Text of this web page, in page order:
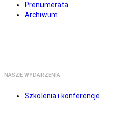
Prenumerata
Archiwum
NASZE WYDARZENIA
Szkolenia i konferencje